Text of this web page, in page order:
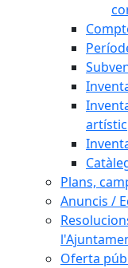
artístic
Plans,
Anuncis /
Oferta